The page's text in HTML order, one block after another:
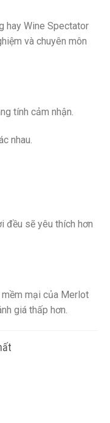
hay Wine Spectator
và chuyên môn
tính cảm nhận.
nhau.
đều sẽ yêu thích hơn
mại của Merlot
giá thấp hơn.